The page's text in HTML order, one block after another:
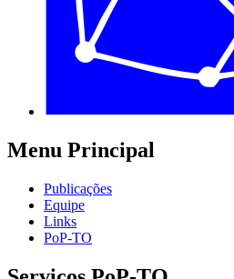
Menu Principal
Publicações
Equipe
Links
PoP-TO